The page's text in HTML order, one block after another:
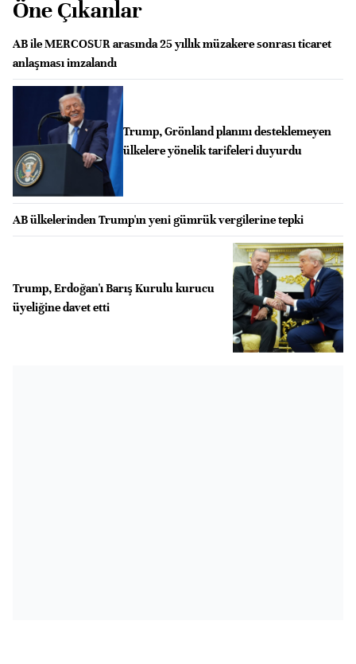
Öne Çıkanlar
AB ile MERCOSUR arasında 25 yıllık müzakere sonrası ticaret
anlaşması imzalandı
Trump, Grönland planını desteklemeyen
ülkelere yönelik tarifeleri duyurdu
AB ülkelerinden Trump'ın yeni gümrük vergilerine tepki
Trump, Erdoğan'ı Barış Kurulu kurucu
üyeliğine davet etti